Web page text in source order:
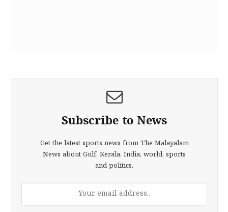
Subscribe to News
Get the latest sports news from The Malayalam
News about Gulf, Kerala, India, world, sports
and politics.